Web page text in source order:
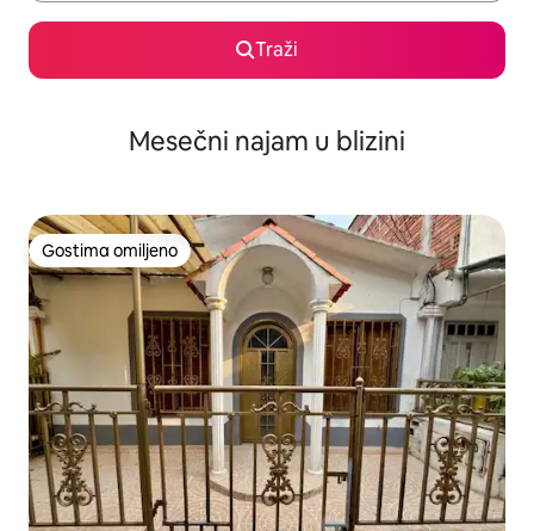
Traži
Mesečni najam u blizini
Gostima omiljeno
Gostima omiljeno